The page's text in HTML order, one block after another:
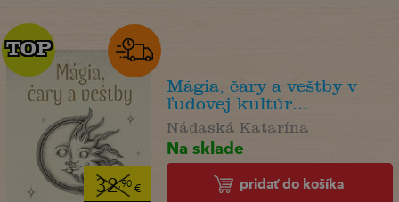
32,90€
TOP
TOP
Mágia, čary a veštby v
ľudovej kultúr...
Nádaská Katarína
Na sklade
pridať do košíka